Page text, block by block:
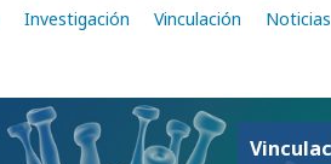
Investigación Vinculación Noticias
Vinculación